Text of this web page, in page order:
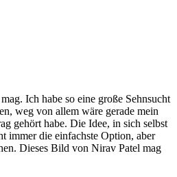
Ich habe so eine große Sehnsucht
weg von allem wäre gerade mein
gehört habe. Die Idee, in sich selbst
immer die einfachste Option, aber
Dieses Bild von Nirav Patel mag